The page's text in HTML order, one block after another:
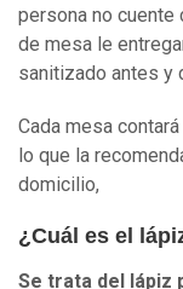
persona no
de mesa le
sanitizado antes y
Cada mesa
lo que la
domicilio,
¿Cuál es el
Se trata del lápiz